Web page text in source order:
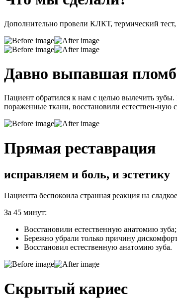
Дополнительно провели КЛКТ, термический
Давно выпавшая
Пациент обратился к нам с целью вылечить
пораженные ткани, восстановили естествен-ную
Прямая реставрация
исправляем и боль, и эстетику
Пациента беспокоила странная реакция на
За 45 минут:
Восстановили естественную анатомию зуба;
Бережно убрали только причину
Восстановил естественную анатомию зуба.
Скрытый кариес